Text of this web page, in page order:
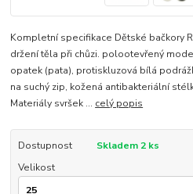
Kompletní specifikace Dětské bačkory
držení těla při chůzi. polootevřený
opatek (pata), protiskluzová bílá
na suchý zip, kožená antibakteriální
Materiály svršek ... celý popis
Dostupnost
Skladem 2 ks
Velikost